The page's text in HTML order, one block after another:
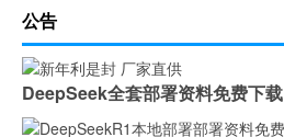
公告
DeepSeek全套部署资料免费下载